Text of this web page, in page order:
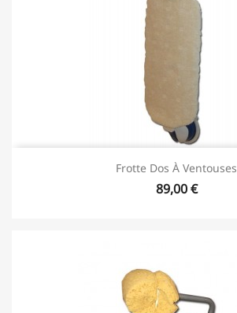
Frotte Dos À Ventouses
89,00 €